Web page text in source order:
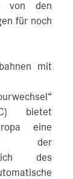
von den
für noch
mit
bietet
eine
der
des